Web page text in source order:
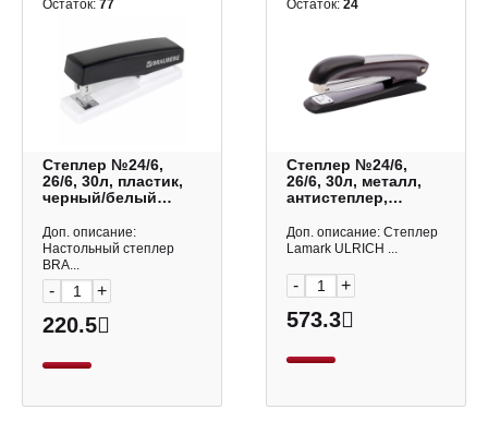
Остаток: 77
Степлер №24/6,
26/6, 30л, пластик,
черный/белый
Brauberg
Доп. описание:
Настольный степлер
BRA...
- +
220.5
Остаток:24
Степлер №24/6,
26/6, 30л, металл,
антистеплер,
ST0633-BK Lamark
Доп. описание: Степлер
Lamark ULRICH ...
- +
573.3